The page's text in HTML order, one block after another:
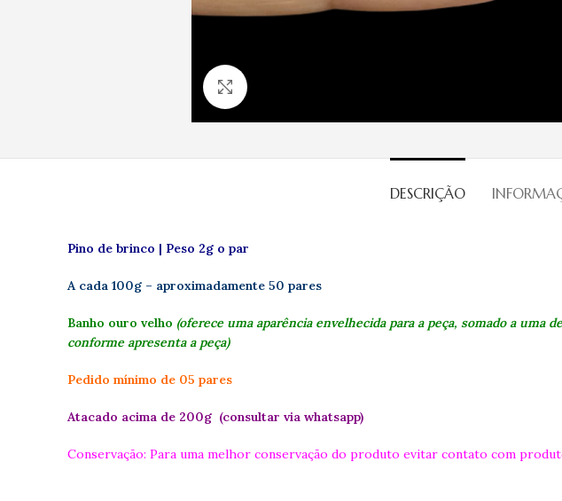
Clique para ampliar
DESCRIÇÃO
Pino de brinco | Peso 2g o par
A cada 100g – aproximadamente 50 pares
Banho ouro velho (oferece uma aparência envelhecida para a peça, somado a
conforme apresenta a peça)
Pedido mínimo de 05 pares
Atacado acima de 200g (consultar via whatsapp)
Conservação: Para uma melhor conservação do produto evitar contato com